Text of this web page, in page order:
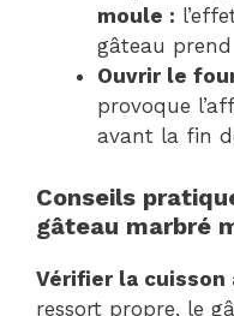
moule :
gâteau
Ouvrir le
provoque
avant la fin
Conseils
gâteau marbré
Vérifier la cuisson
ressort propre, le